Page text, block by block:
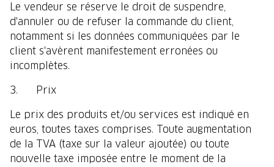
Le vendeur se réserve le droit de suspendre,
d'annuler ou de refuser la commande du client,
notamment si les données communiquées par le
client s'avèrent manifestement erronées ou
incomplètes.
3. Prix
Le prix des produits et/ou services est indiqué en
euros, toutes taxes comprises. Toute augmentation
de la TVA (taxe sur la valeur ajoutée) ou toute
nouvelle taxe imposée entre le moment de la